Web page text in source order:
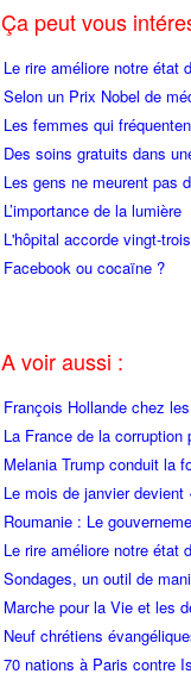
Ça peut vous
Le rire améliore notre état
Selon un Prix Nobel de
Les femmes qui
Des soins gratuits dans
Les gens ne meurent pas
L’importance de la lumière
L'hôpital accorde vingt-
Facebook ou cocaïne ?
A voir aussi :
François Hollande chez
La France de la
Melania Trump conduit la
Le mois de janvier
Roumanie : Le
Le rire améliore notre état
Sondages, un outil de
Marche pour la Vie et les
Neuf chrétiens
70 nations à Paris contre